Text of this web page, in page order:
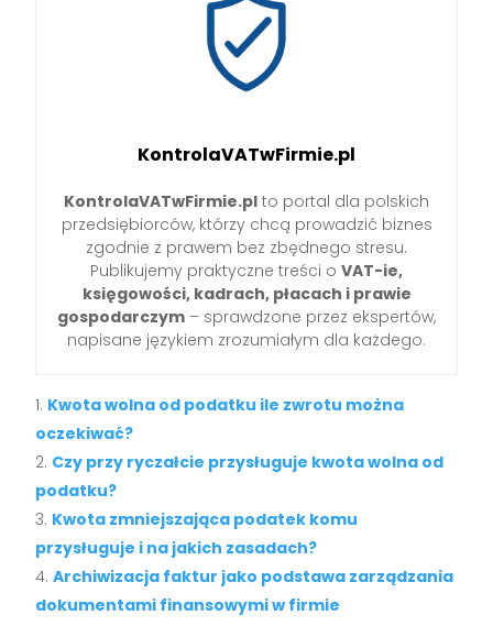
KontrolaVATwFirmie.pl
KontrolaVATwFirmie.pl to portal dla polskich
przedsiębiorców, którzy chcą prowadzić biznes
zgodnie z prawem bez zbędnego stresu.
Publikujemy praktyczne treści o VAT-ie,
księgowości, kadrach, płacach i prawie
gospodarczym – sprawdzone przez ekspertów,
napisane językiem zrozumiałym dla każdego.
Kwota wolna od podatku ile zwrotu można
oczekiwać?
Czy przy ryczałcie przysługuje kwota wolna od
podatku?
Kwota zmniejszająca podatek komu
przysługuje i na jakich zasadach?
Archiwizacja faktur jako podstawa zarządzania
dokumentami finansowymi w firmie